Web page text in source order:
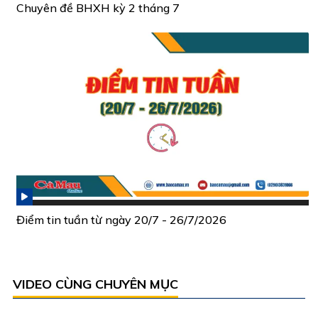
Chuyên đề BHXH kỳ 2 tháng 7
Điểm tin tuần từ ngày 20/7 - 26/7/2026
VIDEO CÙNG CHUYÊN MỤC